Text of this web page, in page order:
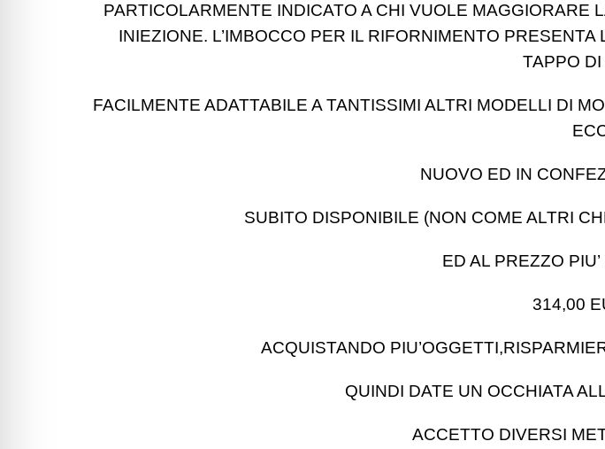
PARTICOLARMENTE INDICATO A CHI VUOLE MAGGIORARE
INIEZIONE. L’IMBOCCO PER IL RIFORNIMENTO
TAPPO
FACILMENTE ADATTABILE A TANTISSIMI ALTRI MODELLI DI
NUOVO ED IN
SUBITO DISPONIBILE (NON COME ALTRI
ED AL PREZZO
314,00
ACQUISTANDO
QUINDI DATE UN OCCHIATA
ACCETTO DIVERSI